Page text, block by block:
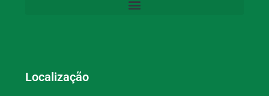
Localização